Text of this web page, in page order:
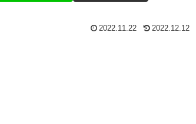
2022.11.22 2022.12.12